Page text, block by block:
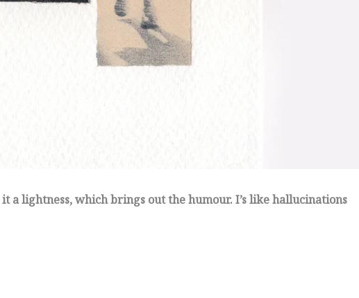
a lightness, which brings out the humour. I’s like hallucinations